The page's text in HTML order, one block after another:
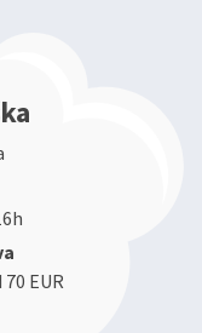
EUR